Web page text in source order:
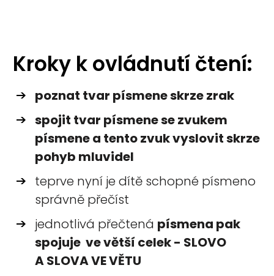
Kroky k ovládnutí čtení:
poznat tvar písmene skrze zrak
spojit tvar písmene se zvukem
písmene a tento zvuk vyslovit skrze
pohyb mluvidel
teprve nyní je dítě schopné písmeno
správně přečíst
jednotlivá přečtená písmena pak
spojuje ve větší celek - SLOVO
A SLOVA VE VĚTU